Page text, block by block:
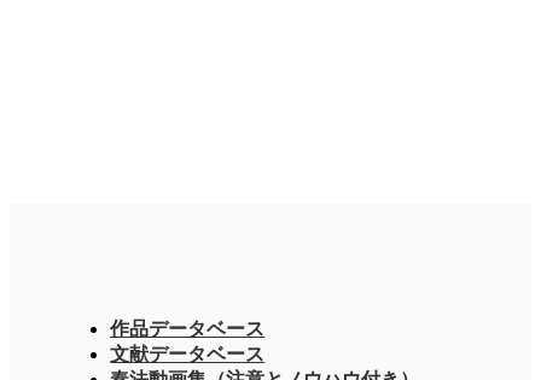
作品データベース
文献データベース